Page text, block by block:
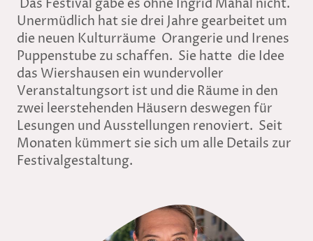
Das Festival gäbe es ohne Ingrid Mahal nicht.
Unermüdlich hat sie drei Jahre gearbeitet um
die neuen Kulturräume Orangerie und Irenes
Puppenstube zu schaffen. Sie hatte die Idee
das Wiershausen ein wundervoller
Veranstaltungsort ist und die Räume in den
zwei leerstehenden Häusern deswegen für
Lesungen und Ausstellungen renoviert. Seit
Monaten kümmert sie sich um alle Details zur
Festivalgestaltung.